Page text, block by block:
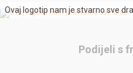
Ovaj logotip nam je stvarno sve
Podijeli s